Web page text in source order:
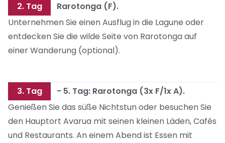
2. Tag
Rarotonga (F).
Unternehmen Sie einen Ausflug in die Lagune oder
entdecken Sie die wilde Seite von Rarotonga auf
einer Wanderung (optional).
3. Tag
- 5. Tag: Rarotonga (3x F/1x A).
Genießen Sie das süße Nichtstun oder besuchen Sie
den Hauptort Avarua mit seinen kleinen Läden, Cafés
und Restaurants. An einem Abend ist Essen mit